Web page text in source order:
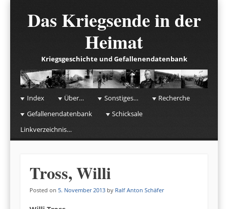
Das Kriegsende in der
Heimat
Kriegsgeschichte und Gefallenendatenbank
☰Menu
Skip to content
Index Über… Sonstiges…
Recherche
Gefallenendatenbank
Schicksale
Linkverzeichnis…
Tross, Willi
Posted on 5. November 2013 by Ralf Anton Schäfer